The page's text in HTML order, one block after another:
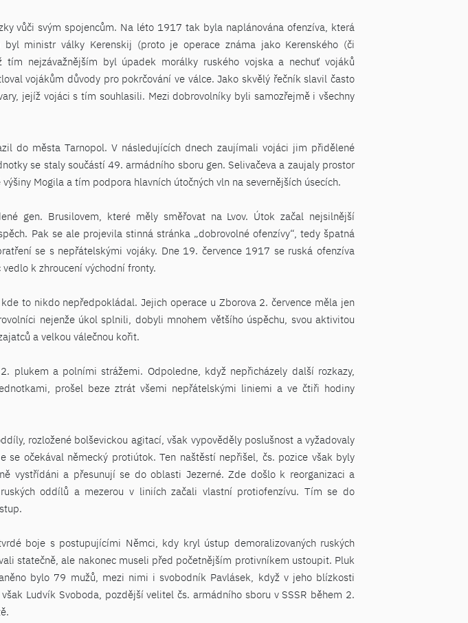
vůči svým spojencům. Na léto 1917 tak byla naplánována ofenzíva, která
ministr války Kerenskij (proto je operace známa jako Kerenského (či
nejzávažnějším byl úpadek morálky ruského vojska a nechuť vojáků
vojákům důvody pro pokrčování ve válce. Jako skvělý řečník slavil často
jejíž vojáci s tím souhlasili. Mezi dobrovolníky byli samozřejmě i všechny
do města Tarnopol. V následujících dnech zaujímali vojáci jim přidělené
se staly součástí 49. armádního sboru gen. Selivačeva a zaujaly prostor
Mogila a tím podpora hlavních útočných vln na severnějších úsecích.
gen. Brusilovem, které měly směřovat na Lvov. Útok začal nejsilnější
Pak se ale projevila stinná stránka „dobrovolné ofenzívy“, tedy špatná
se s nepřátelskými vojáky. Dne 19. července 1917 se ruská ofenzíva
k zhroucení východní fronty.
to nikdo nepředpokládal. Jejich operace u Zborova 2. července měla jen
nejenže úkol splnili, dobyli mnohem většího úspěchu, svou aktivitou
a velkou válečnou kořit.
plukem a polními strážemi. Odpoledne, když nepřicházely další rozkazy,
prošel beze ztrát všemi nepřátelskými liniemi a ve čtiři hodiny
rozložené bolševickou agitací, však vypověděly poslušnost a vyžadovaly
očekával německý protiútok. Ten naštěstí nepřišel, čs. pozice však byly
vystřídáni a přesunují se do oblasti Jezerné. Zde došlo k reorganizaci a
oddílů a mezerou v liniích začali vlastní protiofenzívu. Tím se do
boje s postupujícími Němci, kdy kryl ústup demoralizovaných ruských
statečně, ale nakonec museli před početnějším protivníkem ustoupit. Pluk
bylo 79 mužů, mezi nimi i svobodník Pavlásek, když v jeho blízkosti
Ludvík Svoboda, pozdější velitel čs. armádního sboru v SSSR během 2.